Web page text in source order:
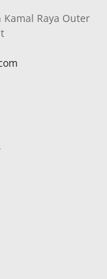
Kamal Raya Outer